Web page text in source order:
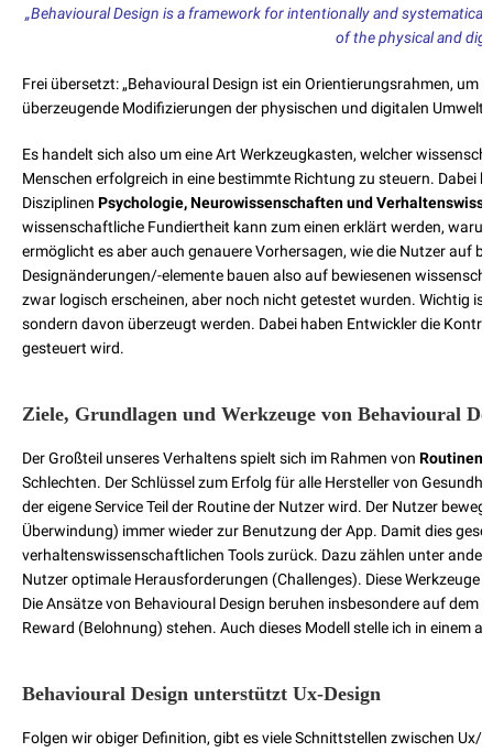
„Behavioural Design is a framework for intentionally and
of the physical and
Frei übersetzt: „Behavioural Design ist ein Orientierungsrahmen,
überzeugende Modifizierungen der physischen und digitalen Umwelt
Es handelt sich also um eine Art Werkzeugkasten, welcher
Menschen erfolgreich in eine bestimmte Richtung zu steuern. Dabei
Disziplinen Psychologie, Neurowissenschaften und
wissenschaftliche Fundiertheit kann zum einen erklärt werden,
ermöglicht es aber auch genauere Vorhersagen, wie die Nutzer auf
Designänderungen/-elemente bauen also auf bewiesenen
zwar logisch erscheinen, aber noch nicht getestet wurden. Wichtig
sondern davon überzeugt werden. Dabei haben Entwickler die
gesteuert wird.
Ziele, Grundlagen und Werkzeuge von Behavioural
Der Großteil unseres Verhaltens spielt sich im Rahmen von Routinen
Schlechten. Der Schlüssel zum Erfolg für alle Hersteller von
der eigene Service Teil der Routine der Nutzer wird. Der Nutzer
Überwindung) immer wieder zur Benutzung der App. Damit dies
verhaltenswissenschaftlichen Tools zurück. Dazu zählen unter
Nutzer optimale Herausforderungen (Challenges). Diese Werkzeuge
Die Ansätze von Behavioural Design beruhen insbesondere auf dem
Reward (Belohnung) stehen. Auch dieses Modell stelle ich in einem
Behavioural Design unterstützt Ux-Design
Folgen wir obiger Definition, gibt es viele Schnittstellen zwischen